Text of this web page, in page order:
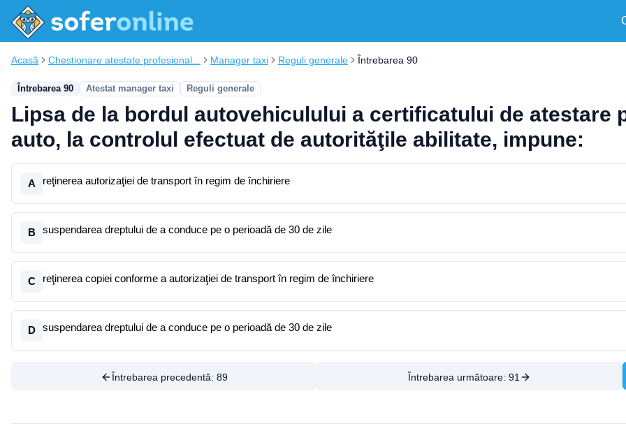
Acasă Chestionare atestate profesional... Manager taxi Reguli generale Întrebarea 90
Întrebarea 90 Atestat manager taxi Reguli generale
Lipsa de la bordul autovehiculului a certificatului de atestare
auto, la controlul efectuat de autorităţile abilitate, impune:
A reţinerea autorizaţiei de transport în regim de închiriere
B suspendarea dreptului de a conduce pe o perioadă de 30 de zile
C reţinerea copiei conforme a autorizaţiei de transport în regim de închiriere
D suspendarea dreptului de a conduce pe o perioadă de 30 de zile
Întrebarea precedentă: 89 Întrebarea următoare: 91